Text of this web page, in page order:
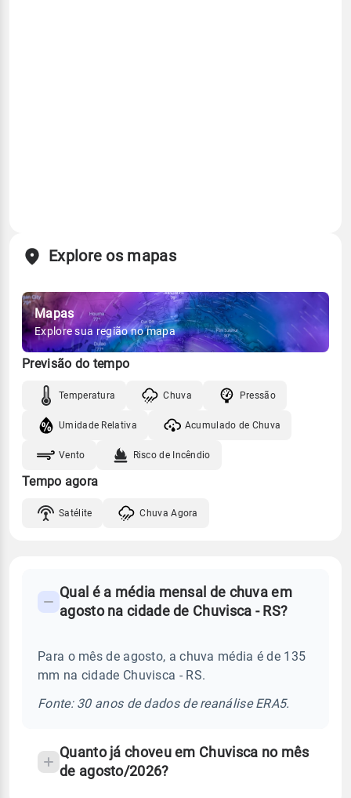
Explore os mapas
Mapas
Explore sua região no mapa
Previsão do tempo
Temperatura Chuva Pressão
Umidade Relativa Acumulado de Chuva
Vento Risco de Incêndio
Tempo agora
Satélite Chuva Agora
Perguntas
sobre
chuva
Qual é a média mensal de chuva em
agosto na cidade de Chuvisca - RS?
Para o mês de agosto, a chuva média é de 135
mm na cidade Chuvisca - RS.
Fonte: 30 anos de dados de reanálise ERA5.
Quanto já choveu em Chuvisca no mês
de agosto/2026?